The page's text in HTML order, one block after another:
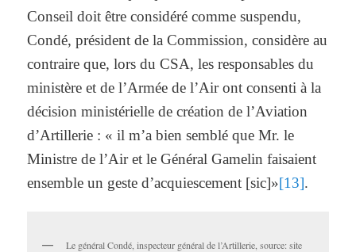
Conseil doit être considéré comme suspendu,
Condé, président de la Commission, considère au
contraire que, lors du CSA, les responsables du
ministère et de l’Armée de l’Air ont consenti à la
décision ministérielle de création de l’Aviation
d’Artillerie : « il m’a bien semblé que Mr. le
Ministre de l’Air et le Général Gamelin faisaient
ensemble un geste d’acquiescement [sic]»[13].
Le général Condé, inspecteur général de l’Artillerie, source: site